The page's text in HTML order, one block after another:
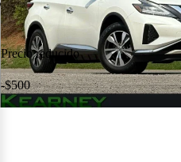
Precio reducido
-$500